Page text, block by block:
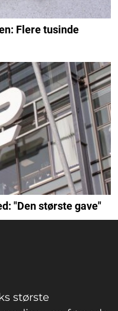
Flere tusinde
"Den største gave"
største